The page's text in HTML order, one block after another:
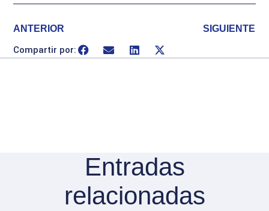
ANTERIOR SIGUIENTE
Compartir por:
Entradas
relacionadas